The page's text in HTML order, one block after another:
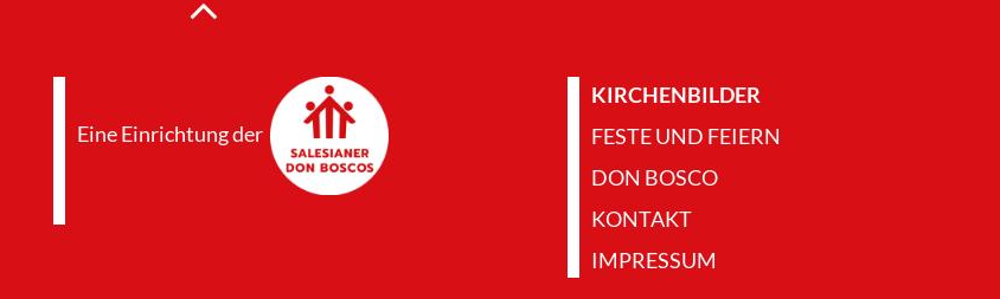
Eine Einrichtung der
KIRCHENBILDER
FESTE UND FEIERN
DON BOSCO
KONTAKT
IMPRESSUM